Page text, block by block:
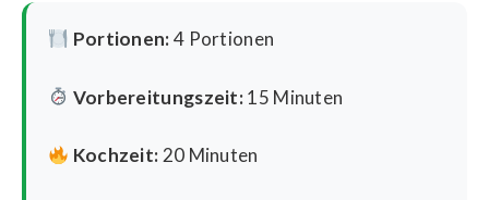
Portionen:4 Portionen
Vorbereitungszeit:15 Minuten
Kochzeit: 20 Minuten